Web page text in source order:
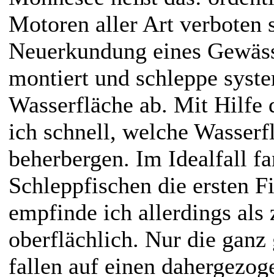
Motoren aller Art verboten
Neuerkundung eines
montiert und schleppe
Wasserfläche ab. Mit Hilfe
ich schnell, welche
beherbergen. Im Idealfall
Schleppfischen die ersten
empfinde ich allerdings
oberflächlich. Nur die ganz
fallen auf einen